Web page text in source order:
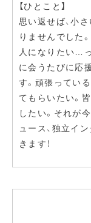
【ひとこと】
思い返せば、小
りませんでした
人になりたい…
に会うたびに応
す。頑張ってい
てもらいたい。
したい。それが
ュース、独立イ
きます！